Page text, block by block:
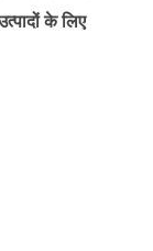
पलक झपकाते रहे
के लिए